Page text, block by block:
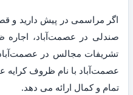
اگر مراسمی در پیش دارید و
صندلی در عصمت‌آباد، اجاره
تشریفات مجالس در
عصمت‌آباد با نام ظروف
تمام و کمال ارائه می دهد.